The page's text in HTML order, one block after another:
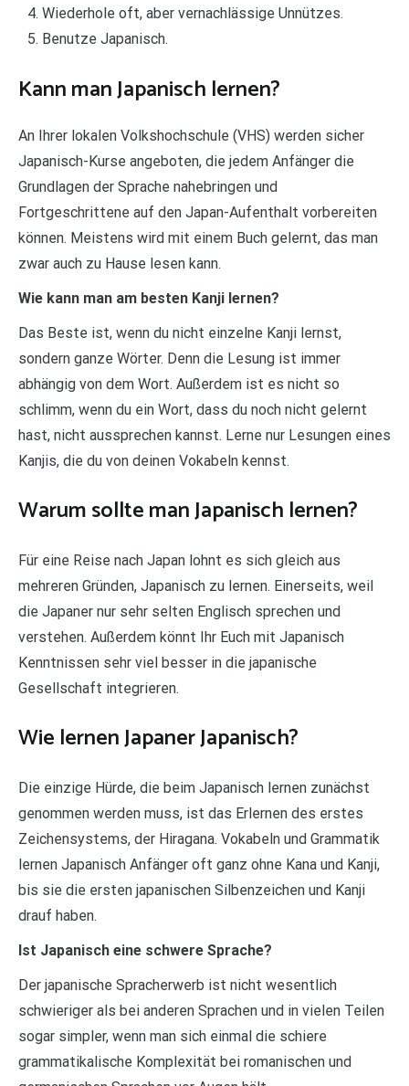
Wiederhole oft, aber vernachlässige Unnützes.
Benutze Japanisch.
Kann man Japanisch lernen?
An Ihrer lokalen Volkshochschule (VHS) werden sicher
Japanisch-Kurse angeboten, die jedem Anfänger die
Grundlagen der Sprache nahebringen und
Fortgeschrittene auf den Japan-Aufenthalt vorbereiten
können. Meistens wird mit einem Buch gelernt, das man
zwar auch zu Hause lesen kann.
Wie kann man am besten Kanji lernen?
Das Beste ist, wenn du nicht einzelne Kanji lernst,
sondern ganze Wörter. Denn die Lesung ist immer
abhängig von dem Wort. Außerdem ist es nicht so
schlimm, wenn du ein Wort, dass du noch nicht gelernt
hast, nicht aussprechen kannst. Lerne nur Lesungen eines
Kanjis, die du von deinen Vokabeln kennst.
Warum sollte man Japanisch lernen?
Für eine Reise nach Japan lohnt es sich gleich aus
mehreren Gründen, Japanisch zu lernen. Einerseits, weil
die Japaner nur sehr selten Englisch sprechen und
verstehen. Außerdem könnt Ihr Euch mit Japanisch
Kenntnissen sehr viel besser in die japanische
Gesellschaft integrieren.
Wie lernen Japaner Japanisch?
Die einzige Hürde, die beim Japanisch lernen zunächst
genommen werden muss, ist das Erlernen des erstes
Zeichensystems, der Hiragana. Vokabeln und Grammatik
lernen Japanisch Anfänger oft ganz ohne Kana und Kanji,
bis sie die ersten japanischen Silbenzeichen und Kanji
drauf haben.
Ist Japanisch eine schwere Sprache?
Der japanische Spracherwerb ist nicht wesentlich
schwieriger als bei anderen Sprachen und in vielen Teilen
sogar simpler, wenn man sich einmal die schiere
grammatikalische Komplexität bei romanischen und